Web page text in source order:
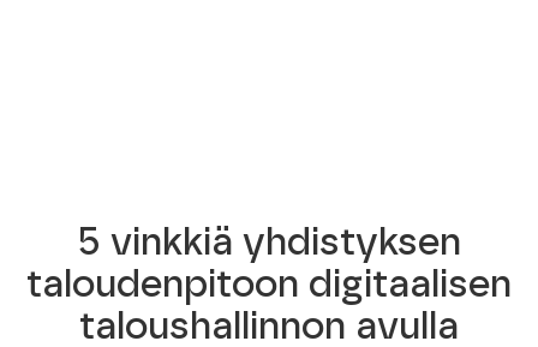
5 vinkkiä yhdistyksen
taloudenpitoon digitaalisen
taloushallinnon avulla